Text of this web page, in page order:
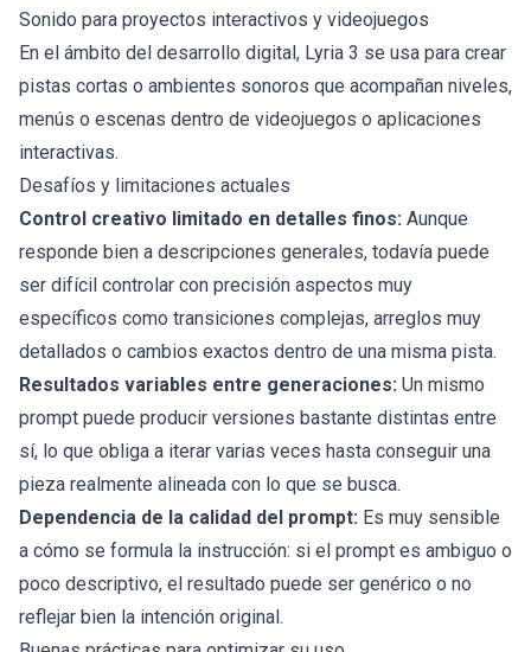
Sonido para proyectos interactivos y videojuegos
En el ámbito del desarrollo digital, Lyria 3 se usa para crear
pistas cortas o ambientes sonoros que acompañan niveles,
menús o escenas dentro de videojuegos o aplicaciones
interactivas.
Desafíos y limitaciones actuales
Control creativo limitado en detalles finos: Aunque
responde bien a descripciones generales, todavía puede
ser difícil controlar con precisión aspectos muy
específicos como transiciones complejas, arreglos muy
detallados o cambios exactos dentro de una misma pista.
Resultados variables entre generaciones: Un mismo
prompt puede producir versiones bastante distintas entre
sí, lo que obliga a iterar varias veces hasta conseguir una
pieza realmente alineada con lo que se busca.
Dependencia de la calidad del prompt: Es muy sensible
a cómo se formula la instrucción: si el prompt es ambiguo o
poco descriptivo, el resultado puede ser genérico o no
reflejar bien la intención original.